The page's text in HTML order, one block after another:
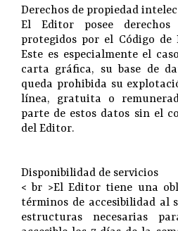
Derechos de propiedad
El Editor posee
protegidos por el Código de
Este es especialmente el
carta gráfica, su base de
queda prohibida su
línea, gratuita o
parte de estos datos sin el
del Editor.
Disponibilidad de servicios
< br >El Editor tiene una
términos de accesibilidad al
estructuras necesarias